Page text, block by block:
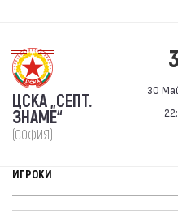
ЦСКА „СЕПТ.
ЗНАМЕ“
(СОФИЯ)
30
ИГРОКИ